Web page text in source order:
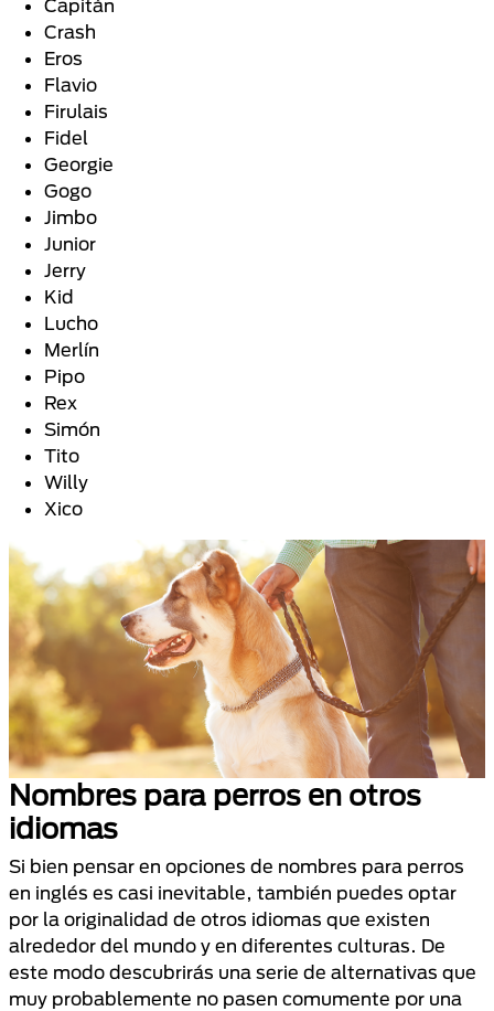
Capitán
Crash
Eros
Flavio
Firulais
Fidel
Georgie
Gogo
Jimbo
Junior
Jerry
Kid
Lucho
Merlín
Pipo
Rex
Simón
Tito
Willy
Xico
Nombres para perros en otros
idiomas
Si bien pensar en opciones de nombres para perros
en inglés es casi inevitable, también puedes optar
por la originalidad de otros idiomas que existen
alrededor del mundo y en diferentes culturas. De
este modo descubrirás una serie de alternativas que
muy probablemente no pasen comumente por una